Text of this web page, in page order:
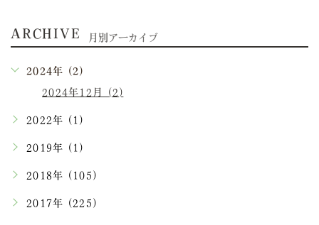
ARCHIVE 月別アーカイブ
2024年 (2)
2024年12月 (2)
2022年 (1)
2019年 (1)
2018年 (105)
2017年 (225)